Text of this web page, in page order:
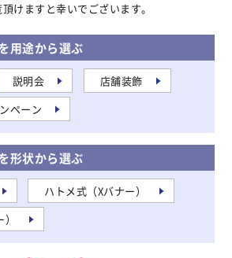
けますと幸いでございます。
用途から選ぶ
説明会
店舗装飾
ペーン
形状から選ぶ
ハトメ式（Xバナー）